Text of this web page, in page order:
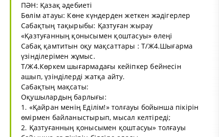
ПӘН: Қазақ әдебиеті
Бөлім атауы: Көне күндерден жеткен жәдігерлер
Сабақтың тақырыбы: Қазтуған жырау
«Қазтуғанның қонысымен қоштасуы» өлеңі
Сабақ қамтитын оқу мақсаттары : Т/Ж4.Шығарма
үзінділерімен жұмыс.
Т/Ж4.Көркем шығармадағы кейіпкер бейнесін
ашып, үзінділерді жатқа айту.
Сабақтың мақсаты:
Оқушылардың барлығы:
1. «Қайран менің Еділім!» толғауы бойынша пікірін
өмірмен байланыстырып, мысал келтіреді;
2. Қазтуғанның қонысымен қоштасуы» толғауы